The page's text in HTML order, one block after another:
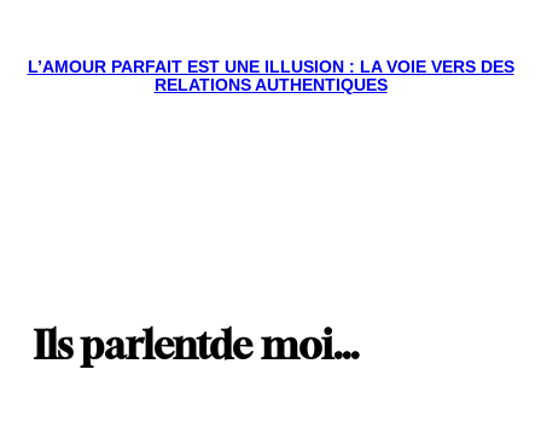
L’AMOUR PARFAIT EST UNE ILLUSION : LA VOIE VERS DES
RELATIONS AUTHENTIQUES
Ils parlentde moi…